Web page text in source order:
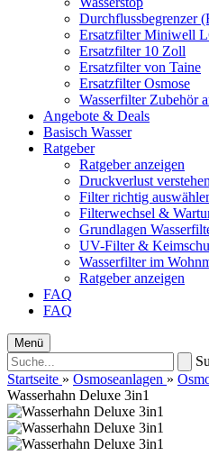
Durchflussbegrenzer
Ersatzfilter Miniwell
Ersatzfilter 10 Zoll
Ersatzfilter von Taine
Ersatzfilter Osmose
Wasserfilter Zubehör
Angebote & Deals
Basisch Wasser
Ratgeber
Ratgeber anzeigen
Druckverlust verstehen
Filter richtig
Filterwechsel &
Grundlagen
UV-Filter &
Wasserfilter im
Ratgeber anzeigen
FAQ
FAQ
Menü
Startseite » Osmoseanlagen »
Wasserhahn Deluxe 3in1